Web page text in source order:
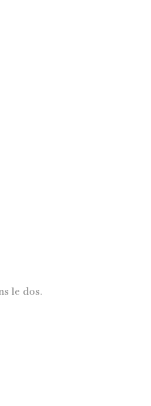
le dos.